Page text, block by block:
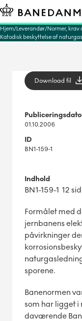
Hjem Leverandør Normer, krav
Katodisk beskyttelse af
Download fil
Publiceringsdato
01.10.2006
ID
BN1-159-1
Indhold
BN1-159-1 12
Formålet med
jernbanens
påvirkninger
sporene.
Banenormen
som har ligget
daværende